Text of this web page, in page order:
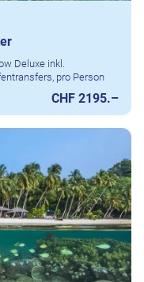
Deluxe inkl.
pro Person
CHF 2195.–